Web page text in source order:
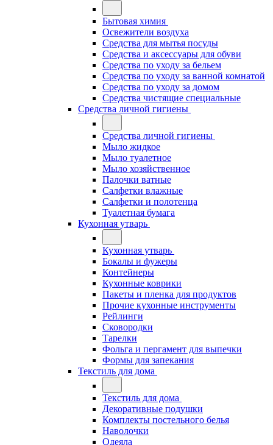
Бытовая химия
Освежители воздуха
Средства для мытья посуды
Средства и аксессуары для обуви
Средства по уходу за бельем
Средства по уходу за ванной комнатой
Средства по уходу за домом
Средства чистящие специальные
Средства личной гигиены
Средства личной гигиены
Мыло жидкое
Мыло туалетное
Мыло хозяйственное
Палочки ватные
Салфетки влажные
Салфетки и полотенца
Туалетная бумага
Кухонная утварь
Кухонная утварь
Бокалы и фужеры
Контейнеры
Кухонные коврики
Пакеты и пленка для продуктов
Прочие кухонные инструменты
Рейлинги
Сковородки
Тарелки
Фольга и пергамент для выпечки
Формы для запекания
Текстиль для дома
Текстиль для дома
Декоративные подушки
Комплекты постельного белья
Наволочки
Одеяла